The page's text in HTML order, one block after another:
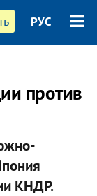
РУС
против
КНДР.